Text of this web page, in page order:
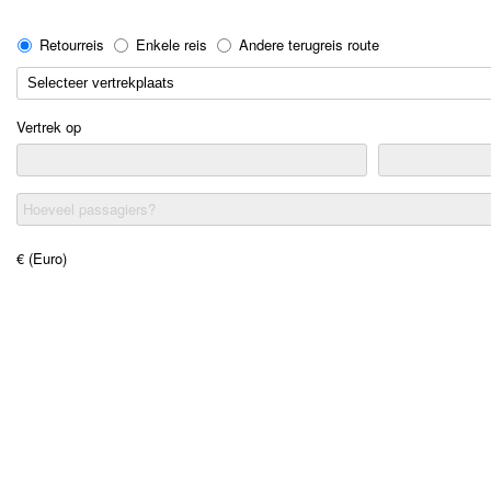
Retourreis Enkele reis Andere terugreis route
Vertrek op
Hoeveel passagiers?
€ (Euro)